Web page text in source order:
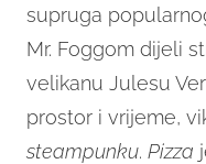
supruga
Mr. Foggom dijeli
velikanu Julesu
prostor i vrijeme,
steampunku. Pizza